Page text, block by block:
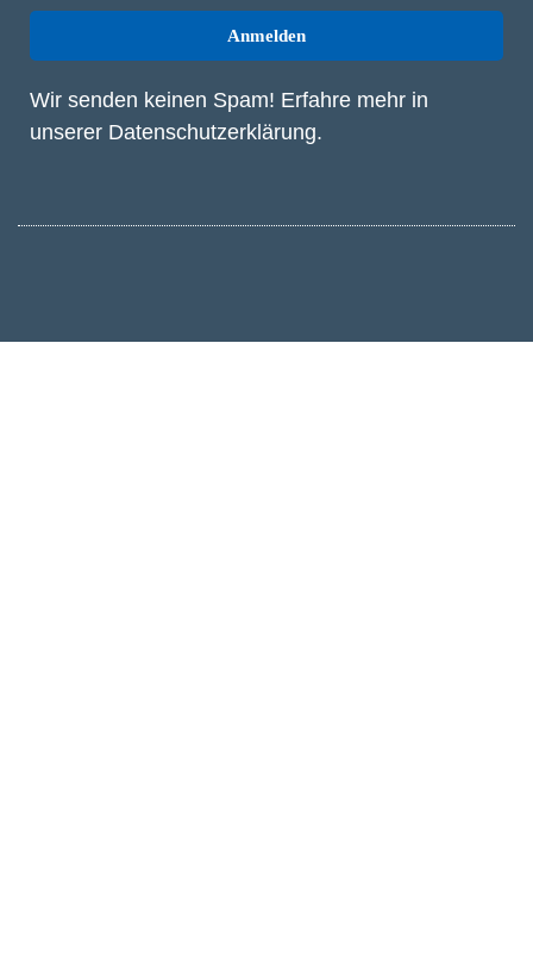
Wir senden keinen Spam! Erfahre mehr in
unserer Datenschutzerklärung.